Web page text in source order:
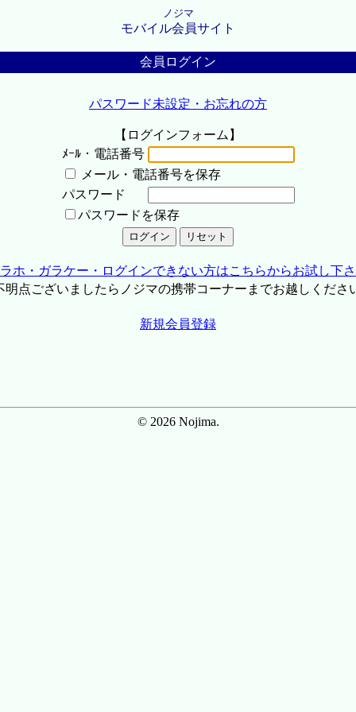
ノジマ
モバイル会員サイト
会員ログイン
パスワード未設定・お忘れの方
【ログインフォーム】
ﾒｰﾙ・電話番号
メール・電話番号を保存
パスワード
パスワードを保存
ホ・ガラケー・ログインできない方はこちらからお試し下
点ございましたらノジマの携帯コーナーまでお越しくださ
新規会員登録
© 2026 Nojima.